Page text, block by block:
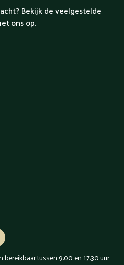
Bekijk de veelgestelde
ons op.
tussen 9:00 en 17:30 uur.